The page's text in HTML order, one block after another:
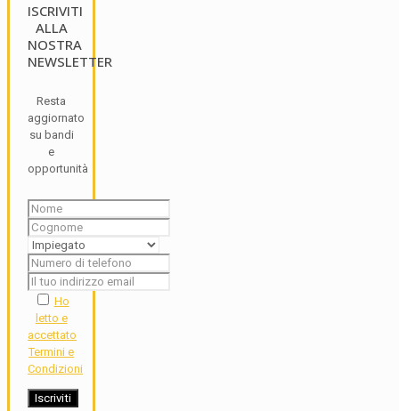
ISCRIVITI
ALLA
NOSTRA
NEWSLETTER
Resta
aggiornato
su bandi
e
opportunità
Ho
letto e
accettato
Termini e
Condizioni